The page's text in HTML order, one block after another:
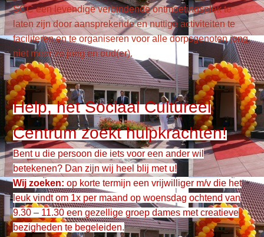
SCC een levendige verbindende ontmoetingsplek te
laten zijn door aansprekende en nuttige activiteiten te
faciliteren en te organiseren voor alle dorpsgenoten jong,
niet meer zo jong en oud(er).
Help, het Sociaal Cultureel
Centrum zoekt hulpkrachten!
Bent u die persoon die iets voor een ander wil
betekenen? Dan zijn wij heel blij met u!
Wij zoeken: op korte termijn een vrijwilliger m/v die het
leuk vindt om 1x per maand op woensdag ochtend van
9.30 – 11.30 een gezellige groep dames met creatieve
bezigheden te begeleiden.